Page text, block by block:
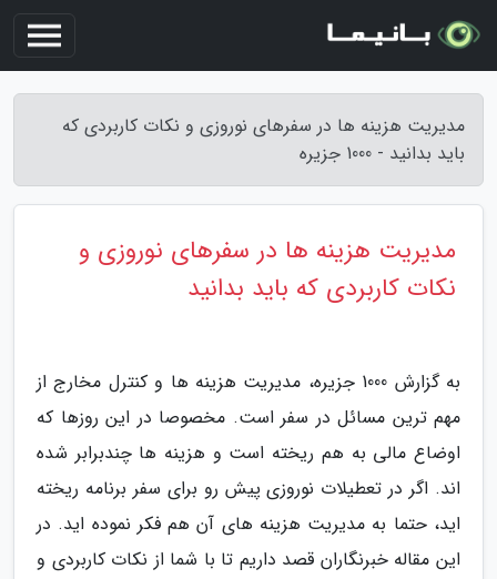
مدیریت هزینه ها در سفرهای نوروزی و نکات کاربردی که
باید بدانید - 1000 جزیره
مدیریت هزینه ها در سفرهای نوروزی و
نکات کاربردی که باید بدانید
به گزارش 1000 جزیره، مدیریت هزینه ها و کنترل مخارج از
مهم ترین مسائل در سفر است. مخصوصا در این روزها که
اوضاع مالی به هم ریخته است و هزینه ها چندبرابر شده
اند. اگر در تعطیلات نوروزی پیش رو برای سفر برنامه ریخته
اید، حتما به مدیریت هزینه های آن هم فکر نموده اید. در
این مقاله خبرنگاران قصد داریم تا با شما از نکات کاربردی و